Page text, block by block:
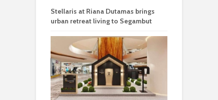
Stellaris at Riana Dutamas brings
urban retreat living to Segambut